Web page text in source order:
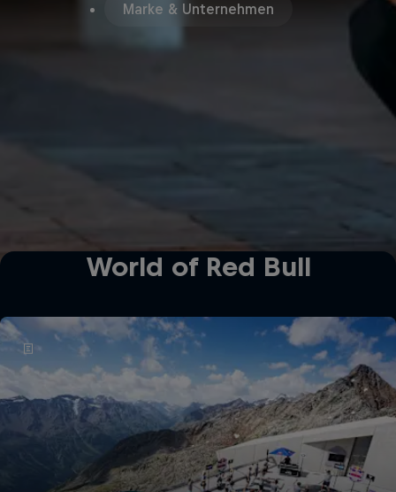
Marke & Unternehmen
World of Red Bull